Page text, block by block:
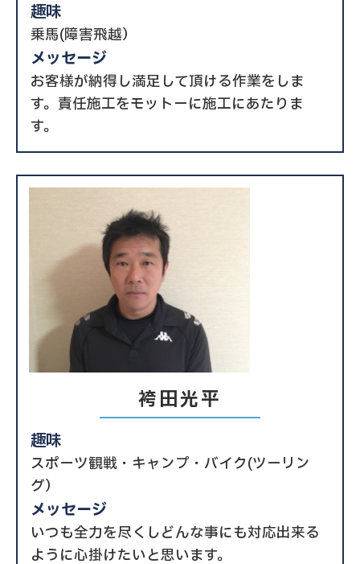
趣味
乗馬(障害飛越）
メッセージ
お客様が納得し満足して頂ける作業をしま
す。責任施工をモットーに施工にあたりま
す。
袴田光平
趣味
スポーツ観戦・キャンプ・バイク(ツーリン
グ）
メッセージ
いつも全力を尽くしどんな事にも対応出来る
ように心掛けたいと思います。